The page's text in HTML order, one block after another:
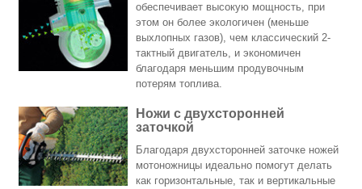
обеспечивает высокую мощность, при
этом он более экологичен (меньше
выхлопных газов), чем классический 2-
тактный двигатель, и экономичен
благодаря меньшим продувочным
потерям топлива.
Ножи с двухсторонней
заточкой
Благодаря двухсторонней заточке ножей
мотоножницы идеально помогут делать
как горизонтальные, так и вертикальные